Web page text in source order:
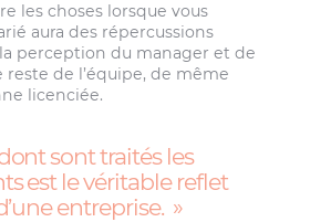
les choses lorsque vous
aura des répercussions
perception du manager et de
reste de l’équipe, de même
licenciée.
sont traités les
est le véritable reflet
entreprise.